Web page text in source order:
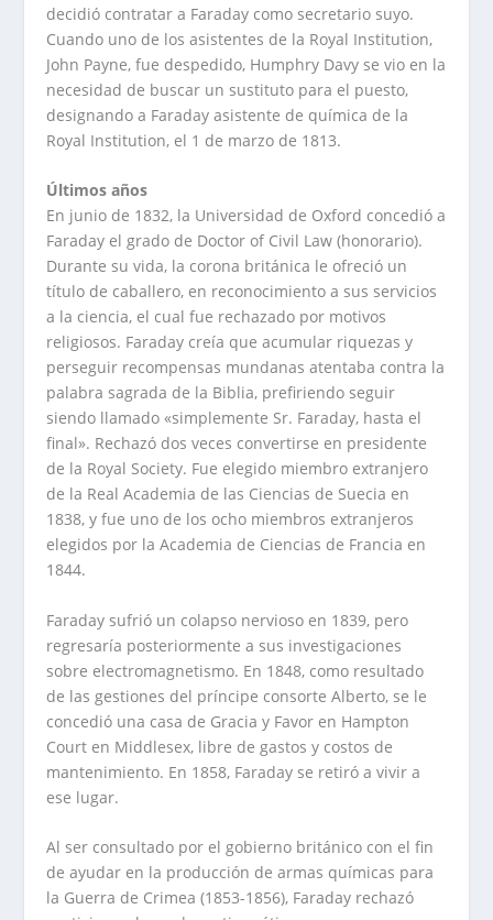
decidió contratar a Faraday como secretario suyo.
Cuando uno de los asistentes de la Royal Institution,
John Payne, fue despedido, Humphry Davy se vio en la
necesidad de buscar un sustituto para el puesto,
designando a Faraday asistente de química de la
Royal Institution, el 1 de marzo de 1813.
Últimos años
En junio de 1832, la Universidad de Oxford concedió a
Faraday el grado de Doctor of Civil Law (honorario).
Durante su vida, la corona británica le ofreció un
título de caballero, en reconocimiento a sus servicios
a la ciencia, el cual fue rechazado por motivos
religiosos. Faraday creía que acumular riquezas y
perseguir recompensas mundanas atentaba contra la
palabra sagrada de la Biblia, prefiriendo seguir
siendo llamado «simplemente Sr. Faraday, hasta el
final». Rechazó dos veces convertirse en presidente
de la Royal Society. Fue elegido miembro extranjero
de la Real Academia de las Ciencias de Suecia en
1838, y fue uno de los ocho miembros extranjeros
elegidos por la Academia de Ciencias de Francia en
1844.
Faraday sufrió un colapso nervioso en 1839, pero
regresaría posteriormente a sus investigaciones
sobre electromagnetismo. En 1848, como resultado
de las gestiones del príncipe consorte Alberto, se le
concedió una casa de Gracia y Favor en Hampton
Court en Middlesex, libre de gastos y costos de
mantenimiento. En 1858, Faraday se retiró a vivir a
ese lugar.
Al ser consultado por el gobierno británico con el fin
de ayudar en la producción de armas químicas para
la Guerra de Crimea (1853-1856), Faraday rechazó